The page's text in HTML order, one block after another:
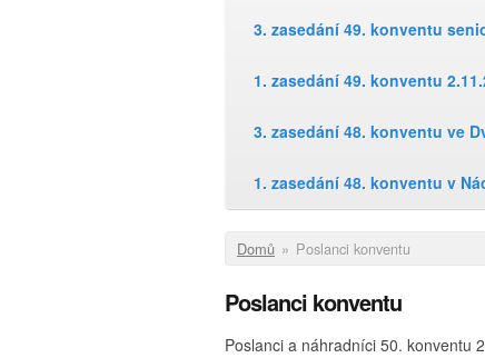
3. zasedání 49. konventu
1. zasedání 49. konventu
3. zasedání 48. konventu ve
1. zasedání 48. konventu v
Jste zde
Domů » Poslanci konventu
Poslanci konventu
Poslanci a náhradníci 50. konventu